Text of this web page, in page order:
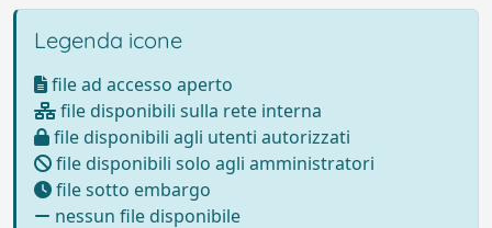
Legenda icone
file ad accesso aperto
file disponibili sulla rete interna
file disponibili agli utenti autorizzati
file disponibili solo agli amministratori
file sotto embargo
nessun file disponibile